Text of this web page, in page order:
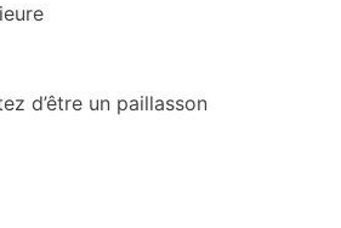
d’être un paillasson